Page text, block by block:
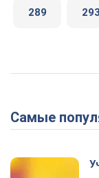
289 293
Самые